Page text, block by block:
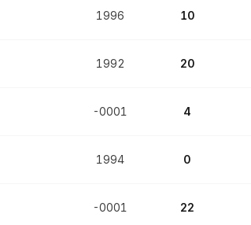
1996 10
1992 20
-0001 4
1994 0
-0001 22